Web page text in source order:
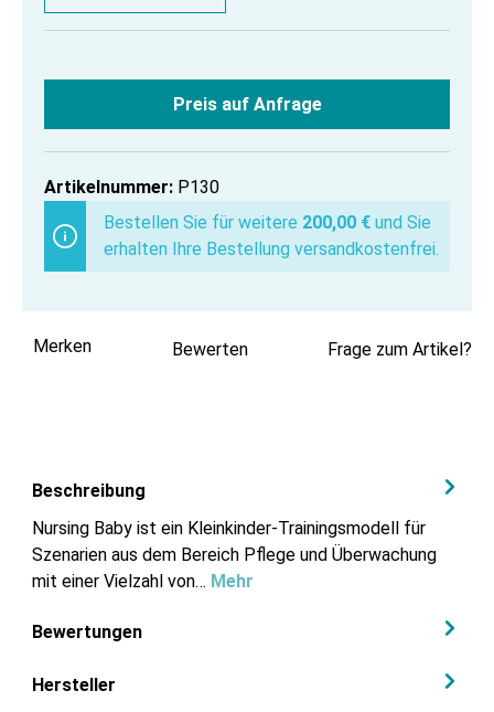
Preis auf Anfrage
Artikelnummer: P130
Bestellen Sie für weitere 200,00 € und Sie
erhalten Ihre Bestellung versandkostenfrei.
Merken Bewerten Frage zum Artikel?
Beschreibung
Nursing Baby ist ein Kleinkinder-Trainingsmodell für
Szenarien aus dem Bereich Pflege und Überwachung
mit einer Vielzahl von… Mehr
Bewertungen
Hersteller